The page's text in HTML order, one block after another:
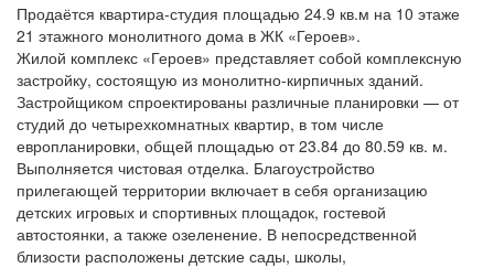
Продаётся квартира-студия площадью 24.9 кв.м на 10 этаже
21 этажного монолитного дома в ЖК «Героев».
Жилой комплекс «Героев» представляет собой комплексную
застройку, состоящую из монолитно-кирпичных зданий.
Застройщиком спроектированы различные планировки — от
студий до четырехкомнатных квартир, в том числе
европланировки, общей площадью от 23.84 до 80.59 кв. м.
Выполняется чистовая отделка. Благоустройство
прилегающей территории включает в себя организацию
детских игровых и спортивных площадок, гостевой
автостоянки, а также озеленение. В непосредственной
близости расположены детские сады, школы,